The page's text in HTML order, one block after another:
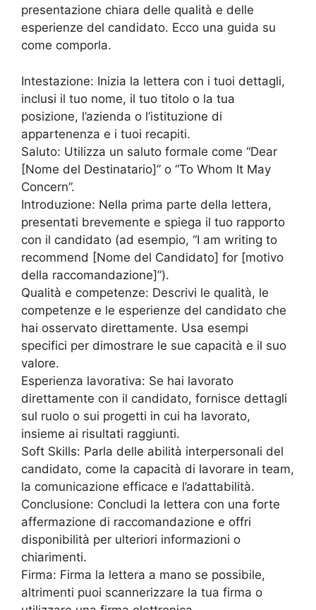
presentazione chiara delle qualità e delle
esperienze del candidato. Ecco una guida su
come comporla.
Intestazione: Inizia la lettera con i tuoi dettagli,
inclusi il tuo nome, il tuo titolo o la tua
posizione, l’azienda o l’istituzione di
appartenenza e i tuoi recapiti.
Saluto: Utilizza un saluto formale come “Dear
[Nome del Destinatario]” o “To Whom It May
Concern”.
Introduzione: Nella prima parte della lettera,
presentati brevemente e spiega il tuo rapporto
con il candidato (ad esempio, “I am writing to
recommend [Nome del Candidato] for [motivo
della raccomandazione]”).
Qualità e competenze: Descrivi le qualità, le
competenze e le esperienze del candidato che
hai osservato direttamente. Usa esempi
specifici per dimostrare le sue capacità e il suo
valore.
Esperienza lavorativa: Se hai lavorato
direttamente con il candidato, fornisce dettagli
sul ruolo o sui progetti in cui ha lavorato,
insieme ai risultati raggiunti.
Soft Skills: Parla delle abilità interpersonali del
candidato, come la capacità di lavorare in team,
la comunicazione efficace e l’adattabilità.
Conclusione: Concludi la lettera con una forte
affermazione di raccomandazione e offri
disponibilità per ulteriori informazioni o
chiarimenti.
Firma: Firma la lettera a mano se possibile,
altrimenti puoi scannerizzare la tua firma o